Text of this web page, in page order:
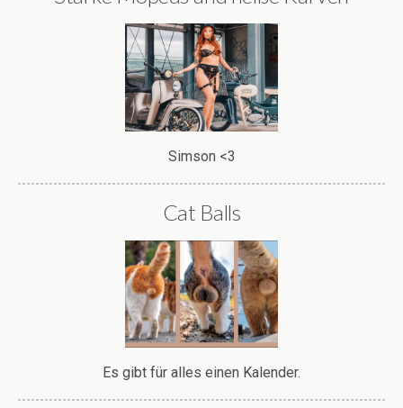
Simson <3
Cat Balls
Es gibt für alles einen Kalender.